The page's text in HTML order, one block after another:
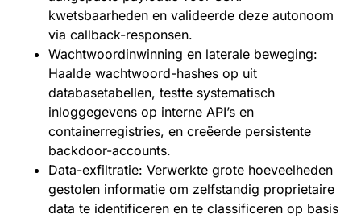
kwetsbaarheden en valideerde deze autonoom
via callback-responsen.
Wachtwoordinwinning en laterale beweging:
Haalde wachtwoord-hashes op uit
databasetabellen, testte systematisch
inloggegevens op interne API’s en
containerregistries, en creëerde persistente
backdoor-accounts.
Data-exfiltratie: Verwerkte grote hoeveelheden
gestolen informatie om zelfstandig proprietaire
data te identificeren en te classificeren op basis